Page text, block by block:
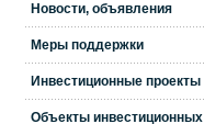
Новости, объявления
Меры поддержки
Инвестиционные проекты
Объекты инвестиционных